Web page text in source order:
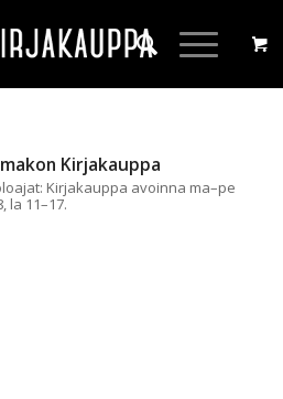
Kirjakauppa
Kirjakauppa avoinna ma–pe
la 11–17.